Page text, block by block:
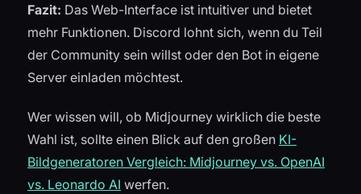
Fazit: Das Web-Interface ist intuitiver und bietet
mehr Funktionen. Discord lohnt sich, wenn du Teil
der Community sein willst oder den Bot in eigene
Server einladen möchtest.
Wer wissen will, ob Midjourney wirklich die beste
Wahl ist, sollte einen Blick auf den großen KI-
Bildgeneratoren Vergleich: Midjourney vs. OpenAI
vs. Leonardo AI werfen.